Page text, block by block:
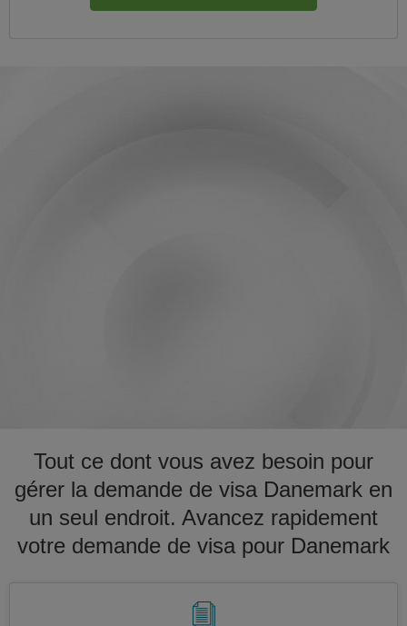
Tout ce dont vous avez besoin pour
gérer la demande de visa Danemark en
un seul endroit. Avancez rapidement
votre demande de visa pour Danemark